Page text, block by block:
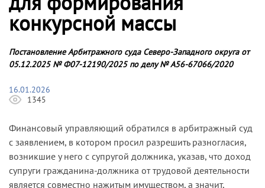
конкурсной массы
Постановление Арбитражного суда Северо-Западного округа от
05.12.2025 № Ф07-12190/2025 по делу № А56-67066/2020
16.01.2026
1345
Финансовый управляющий обратился в арбитражный суд
с заявлением, в котором просил разрешить разногласия,
возникшие у него с супругой должника, указав, что доход
супруги гражданина-должника от трудовой деятельности
является совместно нажитым имуществом, а значит,